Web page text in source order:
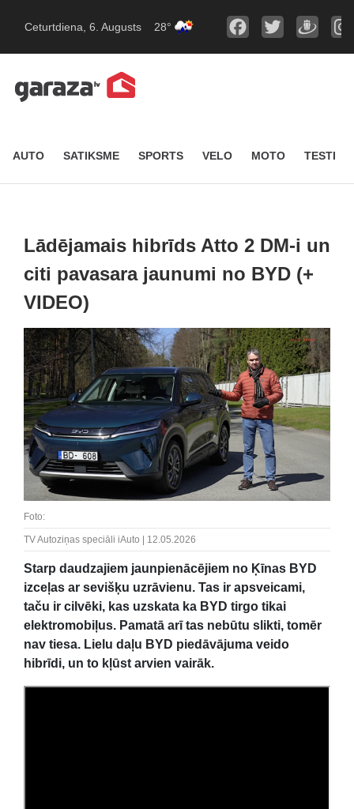
Ceturtdiena, 6. Augusts 28°
AUTO SATIKSME SPORTS VELO MOTO TESTI
Lādējamais hibrīds Atto 2 DM-i un
citi pavasara jaunumi no BYD (+
VIDEO)
Foto:
TV Autoziņas speciāli iAuto | 12.05.2026
Starp daudzajiem jaunpienācējiem no Ķīnas BYD
izceļas ar sevišķu uzrāvienu. Tas ir apsveicami,
taču ir cilvēki, kas uzskata ka BYD tirgo tikai
elektromobiļus. Pamatā arī tas nebūtu slikti, tomēr
nav tiesa. Lielu daļu BYD piedāvājuma veido
hibrīdi, un to kļūst arvien vairāk.